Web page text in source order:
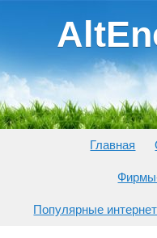
Главная
Популярные